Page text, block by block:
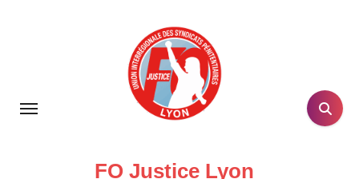
FO Justice Lyon